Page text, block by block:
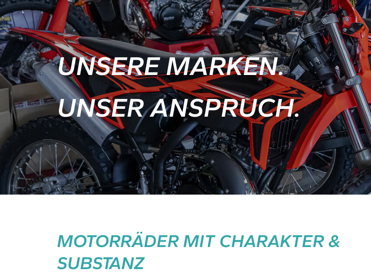
UNSERE MARKEN.
UNSER ANSPRUCH.
MOTORRÄDER MIT CHARAKTER &
SUBSTANZ